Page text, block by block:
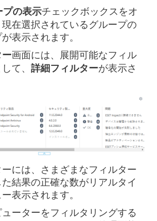
プの表示チェックボックスをオ
在選択されているグループの
表示されます。
画面には、展開可能なフィル
て、 詳細フィルターが表示さ
には、さまざまなフィルター
結果の正確な数がリアルタイ
表示されます。
ーターをフィルタリングする